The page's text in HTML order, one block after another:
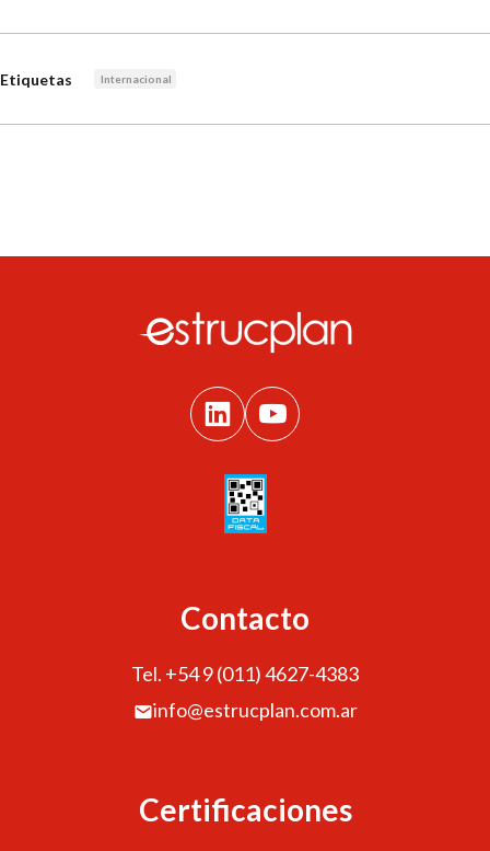
Etiquetas Internacional
Contacto
Tel. +54 9 (011) 4627-4383
info@estrucplan.com.ar
Certificaciones